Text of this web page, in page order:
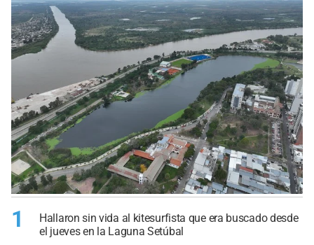
1
Hallaron sin vida al kitesurfista que era buscado desde
el jueves en la Laguna Setúbal